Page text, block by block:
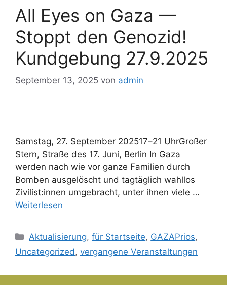
All Eyes on Gaza —
Stoppt den Genozid!
Kundgebung 27.9.2025
September 13, 2025 von admin
Samstag, 27. September 202517–21 UhrGroßer
Stern, Straße des 17. Juni, Berlin In Gaza
werden nach wie vor ganze Familien durch
Bomben ausgelöscht und tagtäglich wahllos
Zivilist:innen umgebracht, unter ihnen viele …
Weiterlesen
Kategorien
Aktualisierung,für Startseite, GAZAPrios,
Uncategorized, vergangene Veranstaltungen